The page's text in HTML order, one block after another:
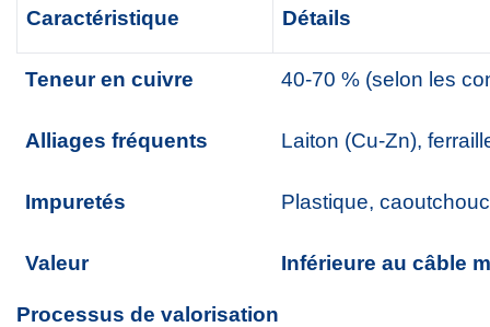
Caractéristique Détails
Teneur en cuivre 40-70 % (selon les
Alliages fréquents Laiton (Cu-Zn),
Impuretés Plastique,
Valeur Inférieure au câble
Processus de valorisation